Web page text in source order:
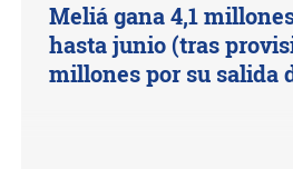
Meliá gana 4,1
hasta junio (tras
millones por su salida